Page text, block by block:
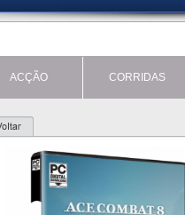
ACÇÃO CORRIDAS